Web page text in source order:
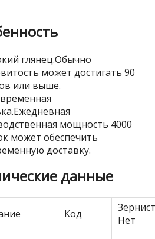
глянец.Обычно
может достигать 90
или выше.
мощность 4000
может обеспечить
доставку.
данные
Код
Нет